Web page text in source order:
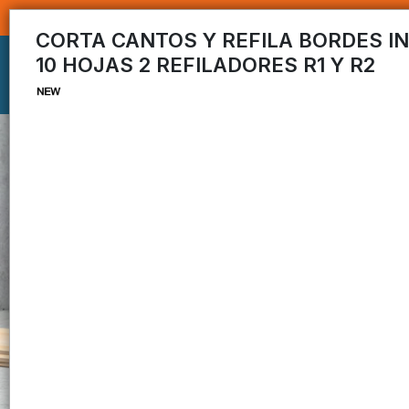
CORTA CANTOS Y REFILA BORDES
10 HOJAS 2 REFILADORES R1 Y R2